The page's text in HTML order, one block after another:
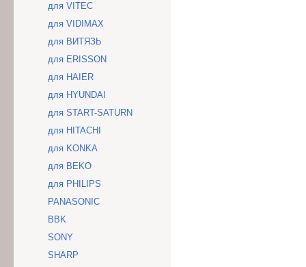
для VITEC
для VIDIMAX
для ВИТЯЗЬ
для ERISSON
для HAIER
для HYUNDAI
для START-SATURN
для HITACHI
для KONKA
для BEKO
для PHILIPS
PANASONIC
BBK
SONY
SHARP